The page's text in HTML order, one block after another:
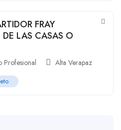
FRAY
DE LAS CASAS O
Profesional Alta Verapaz